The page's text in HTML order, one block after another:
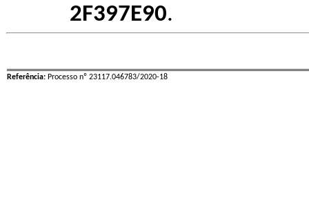
2F397E90.
Referência: Processo nº 23117.046783/2020-18